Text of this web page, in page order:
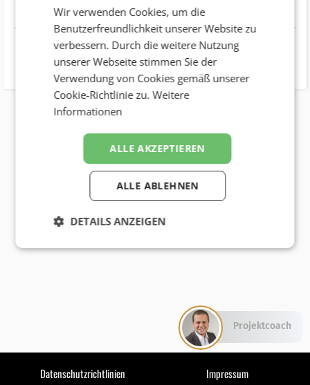
Website https://www.1000things.at
Datenschutzrichtlinien Impressum
Wir verwenden Cookies, um die
Benutzerfreundlichkeit unserer Website zu
verbessern. Durch die weitere Nutzung
unserer Webseite stimmen Sie der
Verwendung von Cookies gemäß unserer
Cookie-Richtlinie zu.Weitere
Informationen
ALLE AKZEPTIEREN
ALLE ABLEHNEN
DETAILS ANZEIGEN
Projektcoach